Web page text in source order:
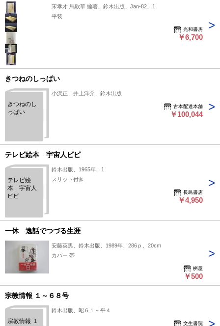
宋孝才 馬欣華 編著、鈴木出版、Jan-82、1
平装
光和書房
￥6,700
きつねのしっぱい
きつねのし
っぱい
小沢正、井上洋介、鈴木出版
古本配達本舗
￥100,044
テレビ絵本 宇宙人ピピ
テレビ絵
本 宇宙人
ピピ
鈴木出版、1965年、1
スリット付き
長島書店
￥4,950
一休 逸話でつづる生涯
安藤英男、鈴木出版、1989年、286ｐ、20cm
カバー 帯
桝屋
￥500
宗教情報 １～６８号
宗教情報 １
鈴木出版、昭６１～平４
文生書院